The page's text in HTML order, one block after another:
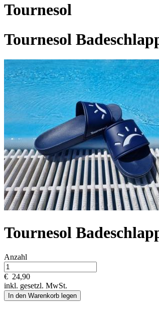
Tournesol
Tournesol
Tournesol
Anzahl
€ 24,90
inkl. gesetzl. MwSt.
In den Warenkorb legen